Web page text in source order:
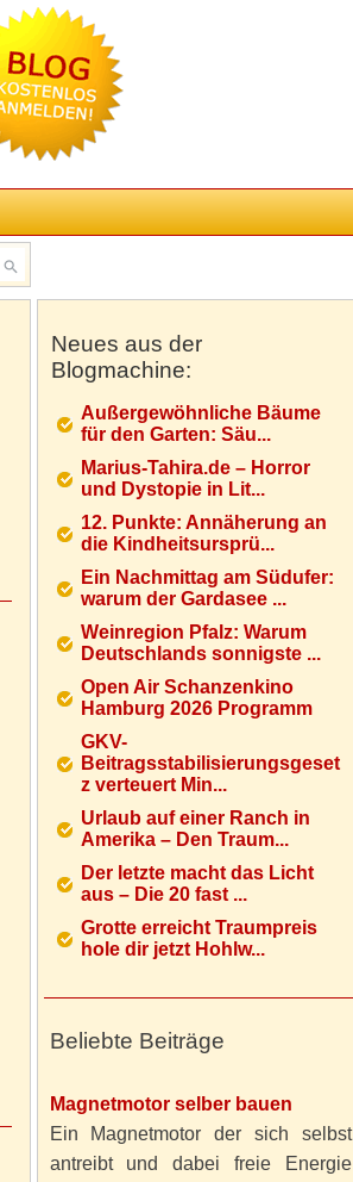
Neues aus der
Blogmachine:
Außergewöhnliche Bäume
für den Garten: Säu...
Marius-Tahira.de – Horror
und Dystopie in Lit...
12. Punkte: Annäherung an
die Kindheitsursprü...
Ein Nachmittag am Südufer:
warum der Gardasee ...
Weinregion Pfalz: Warum
Deutschlands sonnigste ...
Open Air Schanzenkino
Hamburg 2026 Programm
GKV-
Beitragsstabilisierungsgeset
z verteuert Min...
Urlaub auf einer Ranch in
Amerika – Den Traum...
Der letzte macht das Licht
aus – Die 20 fast ...
Grotte erreicht Traumpreis
hole dir jetzt Hohlw...
Beliebte Beiträge
Magnetmotor selber bauen
Ein Magnetmotor der sich selbst
antreibt und dabei freie Energie